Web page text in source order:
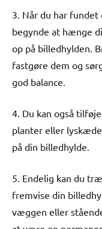
3. Når du har
begynde at hænge
op på billedhylden.
fastgøre dem og
god balance.
4. Du kan også
planter eller
på din billedhylde.
5. Endelig kan du
fremvise din
væggen eller